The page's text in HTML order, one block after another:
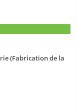
(Fabrication de la